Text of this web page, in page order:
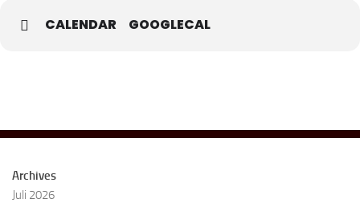
CALENDAR GOOGLECAL
Archives
Juli 2026